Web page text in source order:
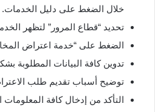
خلال الضغط على دليل الخدمات.
تحديد “قطاع المرور” لتظهر
الضغط على “خدمة اعتراض
تدوين كافة البيانات المطلوبة
توضيح أسباب تقديم طلب
التأكد من إدخال كافة المعلومات